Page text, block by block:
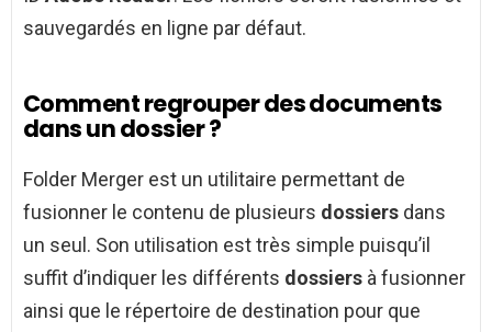
sauvegardés en ligne par défaut.
Comment regrouper des documents
dans un dossier ?
Folder Merger est un utilitaire permettant de
fusionner le contenu de plusieurs dossiers dans
un seul. Son utilisation est très simple puisqu’il
suffit d’indiquer les différents dossiers à fusionner
ainsi que le répertoire de destination pour que